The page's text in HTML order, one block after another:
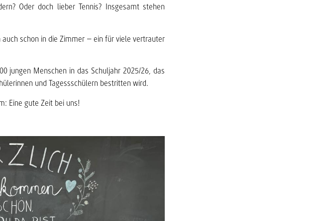
Oder doch lieber Tennis? Insgesamt stehen
schon in die Zimmer – ein für viele vertrauter
jungen Menschen in das Schuljahr 2025/26, das
und Tagessschülern bestritten wird.
Eine gute Zeit bei uns!